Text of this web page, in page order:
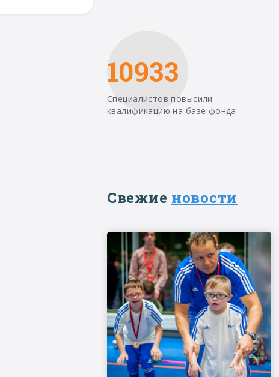
10933
Специалистов повысили
квалификацию на базе фонда
Свежие новости